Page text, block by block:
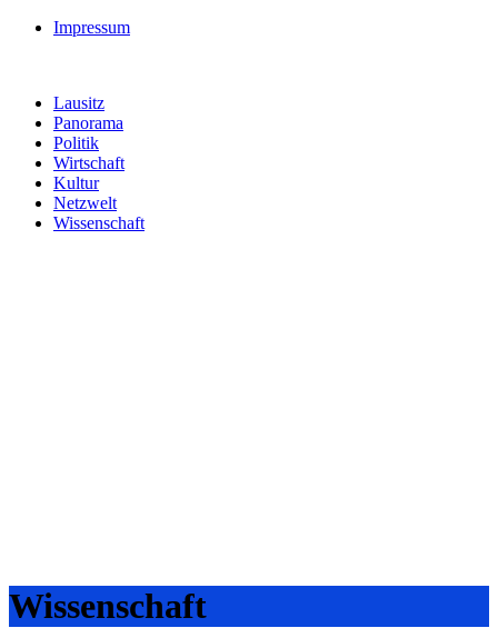
Impressum
Lausitz
Panorama
Politik
Wirtschaft
Kultur
Netzwelt
Wissenschaft
Wissenschaft